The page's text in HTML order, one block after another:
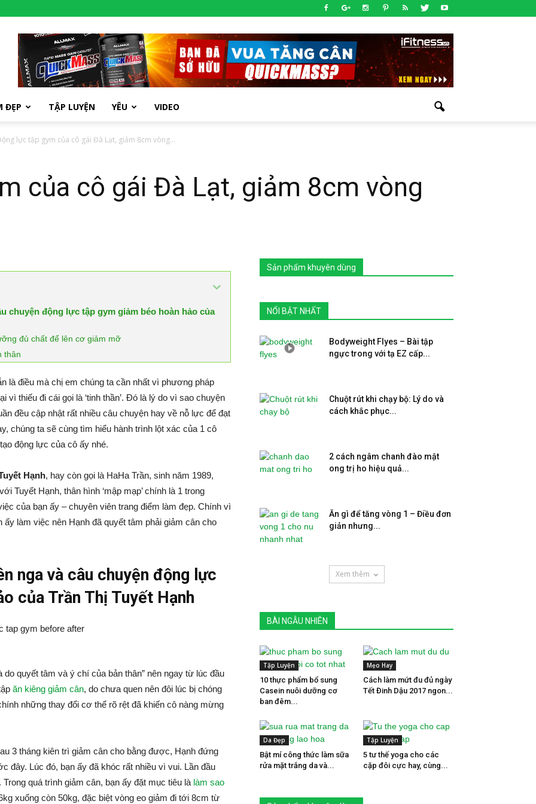
ĐẸP TẬP LUYỆN YÊU VIDEO
lực tập gym của cô gái Đà Lạt, giảm 8cm vòng...
của cô gái Đà Lạt, giảm 8cm vòng
chuyện động lực tập gym giảm béo hoàn hảo của
đủ chất để lên cơ giảm mỡ
thân
là điều mà chị em chúng ta cần nhất vì phương pháp
vì thiếu đi cái gọi là ‘tinh thần’. Đó là lý do vì sao chuyện
đều cập nhật rất nhiều câu chuyện hay về nỗ lực để đạt
chúng ta sẽ cùng tìm hiểu hành trình lột xác của 1 cô
động lực của cô ấy nhé.
Hạnh, hay còn gọi là HaHa Trần, sinh năm 1989,
Tuyết Hạnh, thân hình ‘mập mạp’ chính là 1 trong
của bạn ấy – chuyên viên trang điểm làm đẹp. Chính vì
làm việc nên Hạnh đã quyết tâm phải giảm cân cho
nga và câu chuyện động lực
của Trần Thị Tuyết Hạnh
quyết tâm và ý chí của bản thân” nên ngay từ lúc đầu
ăn kiêng giảm cân, do chưa quen nên đôi lúc bị chóng
những thay đổi cơ thể rõ rệt đã khiến cô nàng mừng
3 tháng kiên trì giảm cân cho bằng được, Hạnh đứng
Lúc đó, bạn ấy đã khóc rất nhiều vì vui. Lần đầu
quá trình giảm cân, bạn ấy đặt mục tiêu là làm sao
xuống còn 50kg, đặc biệt vòng eo giảm đi tới 8cm từ
Sản phẩm khuyên dùng
NỔI BẬT NHẤT
Bodyweight Flyes – Bài tập
ngực trong với tạ EZ cấp...
Chuột rút khi chạy bộ: Lý do và
cách khắc phục...
2 cách ngâm chanh đào mật
ong trị ho hiệu quả...
Ăn gì để tăng vòng 1 – Điều đơn
giản nhưng...
Xem thêm
BÀI NGẪU NHIÊN
Tập Luyện
10 thực phẩm bổ sung
Casein nuôi dưỡng cơ
ban đêm...
Mẹo Hay
Cách làm mứt đu đủ ngày
Tết Đinh Dậu 2017 ngon...
Da Đẹp
Bật mí công thức làm sữa
rửa mặt trắng da và...
Tập Luyện
5 tư thế yoga cho các
cặp đôi cực hay, cùng...